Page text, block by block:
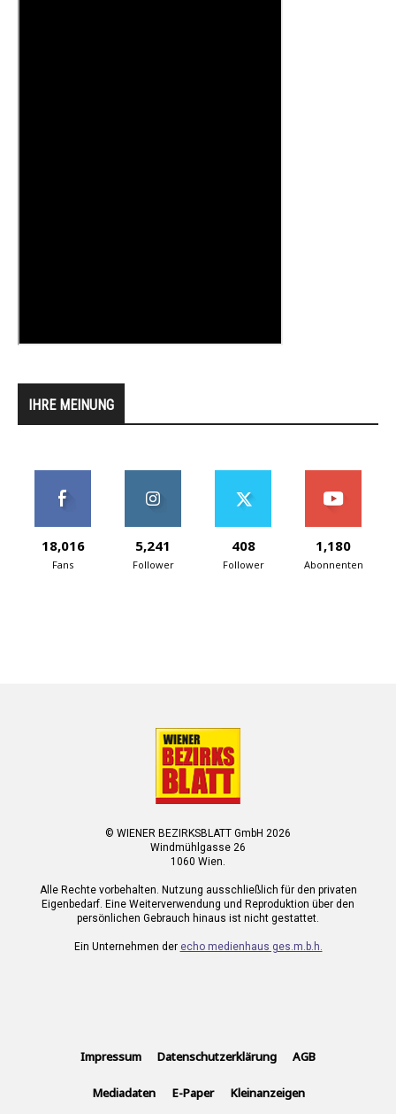
IHRE MEINUNG
18,016
Fans
5,241
Follower
408
Follower
1,180
Abonnenten
© WIENER BEZIRKSBLATT GmbH 2026
Windmühlgasse 26
1060 Wien.
Alle Rechte vorbehalten. Nutzung ausschließlich für den privaten
Eigenbedarf. Eine Weiterverwendung und Reproduktion über den
persönlichen Gebrauch hinaus ist nicht gestattet.
Ein Unternehmen der echo medienhaus ges.m.b.h.
Impressum Datenschutzerklärung AGB
Mediadaten E-Paper Kleinanzeigen